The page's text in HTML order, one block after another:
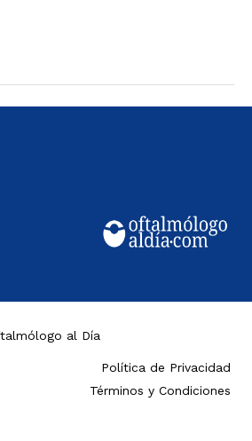
al Día
Política de Privacidad
Términos y Condiciones